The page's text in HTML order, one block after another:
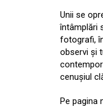
Unii se
întâmplări
fotografi,
observi și
cenușiul
Pe pagina